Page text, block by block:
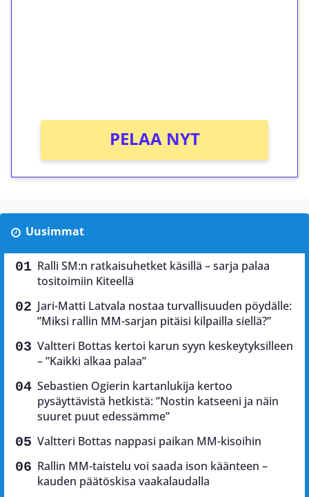
PELAA NYT
Uusimmat
Ralli SM:n ratkaisuhetket käsillä – sarja palaa
tositoimiin Kiteellä
Jari-Matti Latvala nostaa turvallisuuden pöydälle:
”Miksi rallin MM-sarjan pitäisi kilpailla siellä?”
Valtteri Bottas kertoi karun syyn keskeytyksilleen
– ”Kaikki alkaa palaa”
Sebastien Ogierin kartanlukija kertoo
pysäyttävistä hetkistä: ”Nostin katseeni ja näin
suuret puut edessämme”
Valtteri Bottas nappasi paikan MM-kisoihin
Rallin MM-taistelu voi saada ison käänteen –
kauden päätöskisa vaakalaudalla